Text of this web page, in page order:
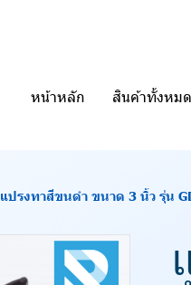
หน้าหลัก สินค้าทั้งหมด
แปรงทาสีขนดำ ขนาด 3 นิ้ว รุ่น